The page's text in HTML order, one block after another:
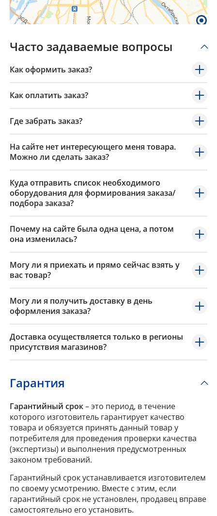
Часто задаваемые вопросы
Как оформить заказ?
Как оплатить заказ?
Где забрать заказ?
На сайте нет интересующего меня товара.
Можно ли сделать заказ?
Куда отправить список необходимого
оборудования для формирования заказа/
подбора заказа?
Почему на сайте была одна цена, а потом
она изменилась?
Могу ли я приехать и прямо сейчас взять у
вас товар?
Могу ли я получить доставку в день
оформления заказа?
Доставка осуществляется только в регионы
присутствия магазинов?
Гарантия
Гарантийный срок– это период, в течение
которого изготовитель гарантирует качество
товара и обязуется принять данный товар у
потребителя для проведения проверки качества
(экспертизы) и выполнения предусмотренных
законом требований.
Гарантийный срок устанавливается изготовителем
по своему усмотрению. Вместе с этим, если
гарантийный срок не установлен, продавец вправе
самостоятельно его установить.